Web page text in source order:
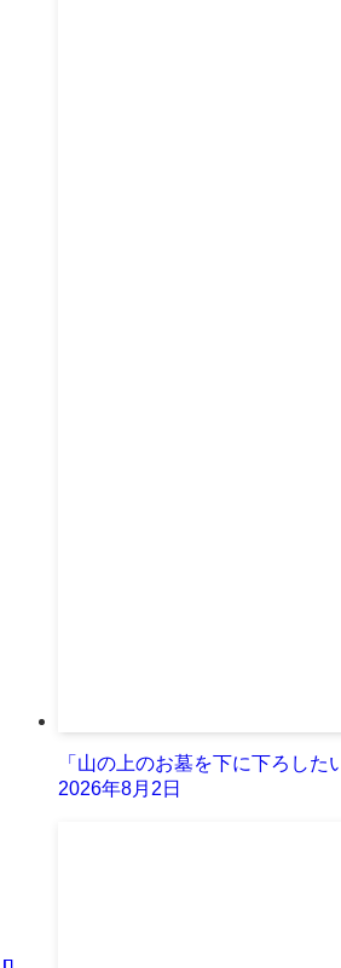
「山の上のお墓を下に下ろした
2026年8月2日